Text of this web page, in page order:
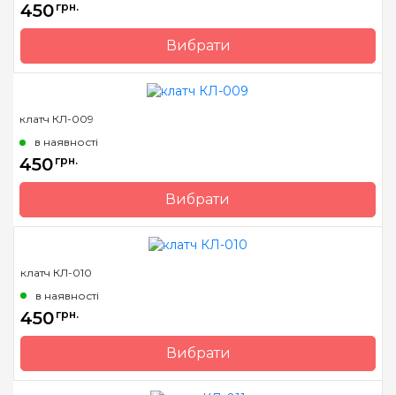
450 грн.
Вибрати
Бренд
Барвиста Вишиванка
клатч КЛ-009
в наявності
450 грн.
Вибрати
Бренд
Барвиста Вишиванка
клатч КЛ-010
в наявності
450 грн.
Вибрати
Бренд Барвиста Вишиванка